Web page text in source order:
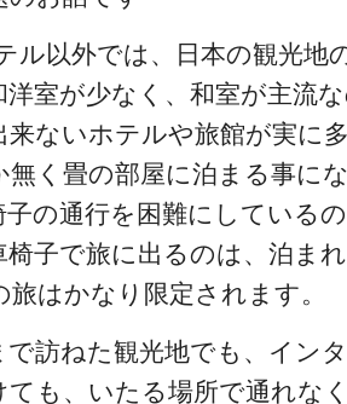
ル以外では、日本の観光地
洋室が少なく、和室が主流
来ないホテルや旅館が実に
無く畳の部屋に泊まる事に
子の通行を困難にしている
子で旅に出るのは、泊ま
旅はかなり限定されます。
訪ねた観光地でも、イン
ても、いたる場所で通れな